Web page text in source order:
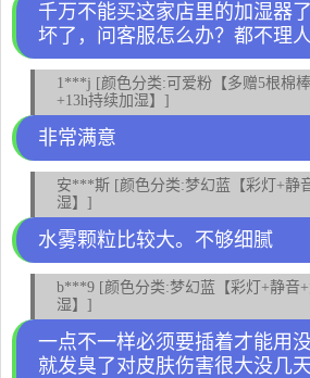
千万不能买这家店里的加湿器
坏了，问客服怎么办？都不理
1***j [颜色分类:可爱粉【多赠5根棉
+13h持续加湿】]
非常满意
安***斯 [颜色分类:梦幻蓝【彩灯+静
湿】]
水雾颗粒比较大。不够细腻
b***9 [颜色分类:梦幻蓝【彩灯+静音+
湿】]
一点不一样必须要插着才能用
就发臭了对皮肤伤害很大没几